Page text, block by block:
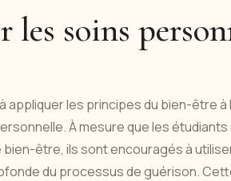
les soins
appliquer les principes du bien-être
À mesure que les
être, ils sont encouragés à
du processus de guérison.